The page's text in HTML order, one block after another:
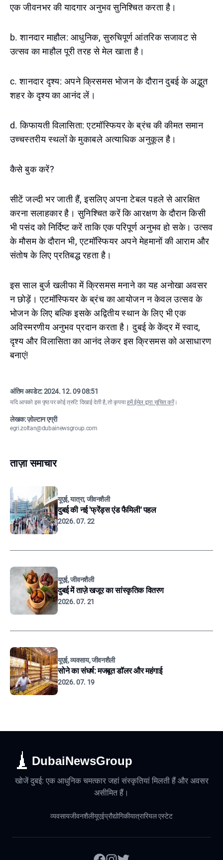
एक जीवनभर की यादगार अनुभव सुनिश्चित करता है।
b. शानदार माहौल: आधुनिक, सुरुचिपूर्ण आंतरिक सजावट से
उत्सव का माहौल पूरी तरह से मेल खाता है।
c. शानदार दृश्य: अपने क्रिसमस भोजन के दौरान दुबई के अद्भुत
शहर के दृश्य का आनंद लें।
d. किफायती विलासिता: एटमॉस्फियर के ब्रंच की कीमत समान
उच्चस्तरीय स्थलों के मुकाबले अत्याधिक अनुकूल है।
कैसे बुक करें?
सीटें जल्दी भर जाती हैं, इसलिए अपना टेबल पहले से आरक्षित
करना सलाहकार है। सुनिश्चित करें कि आरक्षण के दौरान किसी
भी पसंद को निर्दिष्ट करें ताकि एक परिपूर्ण अनुभव हो सके। उत्सव
के मौसम के दौरान भी, एटमॉस्फियर अपने मेहमानों की आराम और
संतोष के लिए प्रतिबद्ध रहता है।
इस साल बुर्ज खलीफा में क्रिसमस मनाने का यह अनोखा अवसर
न छोड़ें। एटमॉस्फियर के ब्रंच का आयोजन न केवल उत्सव के
भोजन के लिए बल्कि इसके अद्वितीय स्थान के लिए भी एक
अविस्मरणीय अनुभव प्रदान करता है। दुबई के केंद्र में स्वाद,
दृश्य और विलासिता का आनंद लेकर इस क्रिसमस को असाधारण
बनाएं!
अंतिम अपडेट:2024. 12. 09 08:51
यदि आपको इस पृष्ठ पर कोई त्रुटि दिखाई देती है, तो कृपयाहमें ईमेल द्वारा सूचित करें।
लेखक: ज़ोल्टान एग्री
egri.zoltan@dubainewsgroup.com
ताज़ा समाचार
यूएई, यात्रा, जीवनशैली
दुबई की नई 'फ्रेंड्स एंड फैमिली' पहल
2026. 07. 22
यूएई, जीवनशैली
दुबई में ताज़े खजूर का सांस्कृतिक वितरण
2026. 07. 21
यूएई, व्यवसाय, जीवनशैली
सोने का संघर्ष: मजबूत डॉलर और महंगाई
2026. 07. 19
DubaiNewsGroup
खोजें दुबई: एक आधुनिक चमत्कार जहां संस्कृतियां मिलती हैं और अवसर
असीमित हैं।
व्यवसायजीवनशैलीयूएईप्रौद्योगिकीयात्रारियल एस्टेट